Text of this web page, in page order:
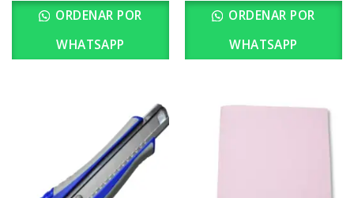
ORDENAR POR
WHATSAPP
ORDENAR POR
WHATSAPP